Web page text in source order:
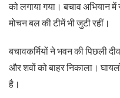
को लगाया गया। बचाव अभियान
मोचन बल की टीमें भी जुटी रहीं।
बचावकर्मियों ने भवन की पिछली
और शवों को बाहर निकाला।
है।